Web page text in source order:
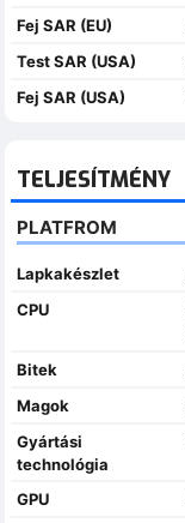
Fej SAR (EU)
Test SAR (USA)
Fej SAR (USA)
TELJESÍTMÉNY
PLATFROM
Lapkakészlet
CPU
Bitek
Magok
Gyártási
technológia
GPU